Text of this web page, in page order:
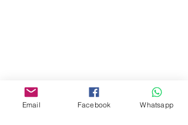
Facebook:
Email Facebook Whatsapp